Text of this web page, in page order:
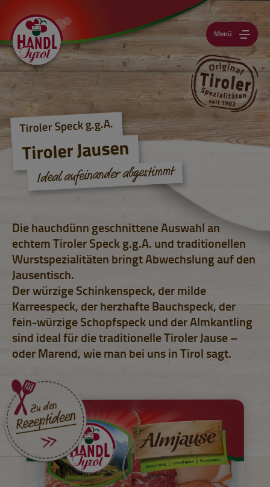
Menü
Tiroler Speck g.g.A.
Tiroler Jausen
Ideal aufeinander abgestimmt
Die hauchdünn geschnittene Auswahl an
echtem Tiroler Speck g.g.A. und traditionellen
Wurstspezialitäten bringt Abwechslung auf den
Jausentisch.
Der würzige Schinkenspeck, der milde
Karreespeck, der herzhafte Bauchspeck, der
fein-würzige Schopfspeck und der Almkantling
sind ideal für die traditionelle Tiroler Jause –
oder Marend, wie man bei uns in Tirol sagt.